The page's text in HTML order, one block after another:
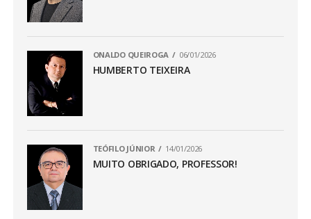
ONALDO QUEIROGA 06/01/2026
HUMBERTO TEIXEIRA
TEÓFILO JÚNIOR 14/01/2026
MUITO OBRIGADO, PROFESSOR!